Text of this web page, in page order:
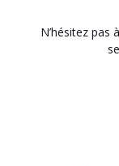
N’hésitez pas